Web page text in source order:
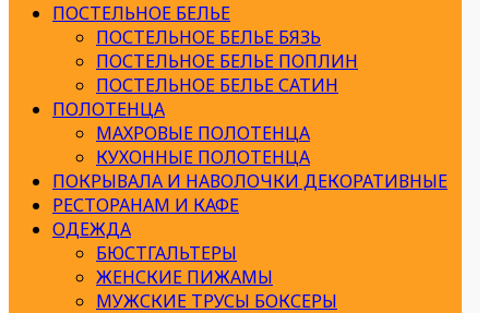
ПОСТЕЛЬНОЕ БЕЛЬЕ
ПОСТЕЛЬНОЕ БЕЛЬЕ БЯЗЬ
ПОСТЕЛЬНОЕ БЕЛЬЕ ПОПЛИН
ПОСТЕЛЬНОЕ БЕЛЬЕ САТИН
ПОЛОТЕНЦА
МАХРОВЫЕ ПОЛОТЕНЦА
КУХОННЫЕ ПОЛОТЕНЦА
ПОКРЫВАЛА И НАВОЛОЧКИ ДЕКОРАТИВНЫЕ
РЕСТОРАНАМ И КАФЕ
ОДЕЖДА
БЮСТГАЛЬТЕРЫ
ЖЕНСКИЕ ПИЖАМЫ
МУЖСКИЕ ТРУСЫ БОКСЕРЫ